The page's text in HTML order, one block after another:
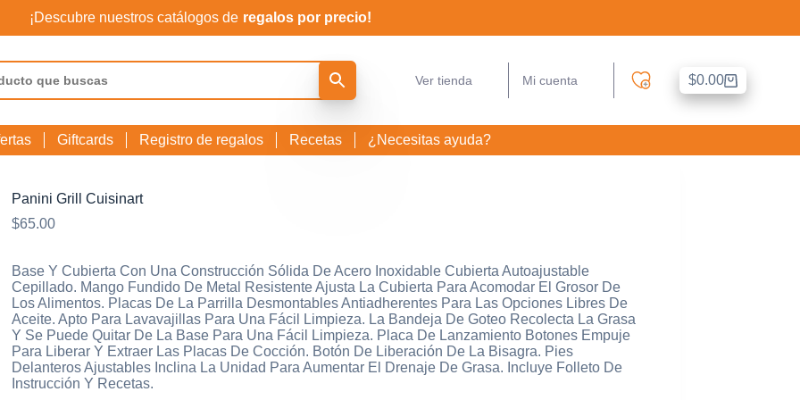
¡Descubre nuestros catálogos de regalos por precio!
Ver tienda Mi cuenta
Carro
de
$0.00
Giftcards Registro de regalos Recetas ¿Necesitas ayuda?
Panini Grill Cuisinart
$65.00
Base Y Cubierta Con Una Construcción Sólida De Acero Inoxidable Cubierta Autoajustable
Cepillado. Mango Fundido De Metal Resistente Ajusta La Cubierta Para Acomodar El Grosor De
Los Alimentos. Placas De La Parrilla Desmontables Antiadherentes Para Las Opciones Libres De
Aceite. Apto Para Lavavajillas Para Una Fácil Limpieza. La Bandeja De Goteo Recolecta La Grasa
Y Se Puede Quitar De La Base Para Una Fácil Limpieza. Placa De Lanzamiento Botones Empuje
Para Liberar Y Extraer Las Placas De Cocción. Botón De Liberación De La Bisagra. Pies
Delanteros Ajustables Inclina La Unidad Para Aumentar El Drenaje De Grasa. Incluye Folleto De
Instrucción Y Recetas.